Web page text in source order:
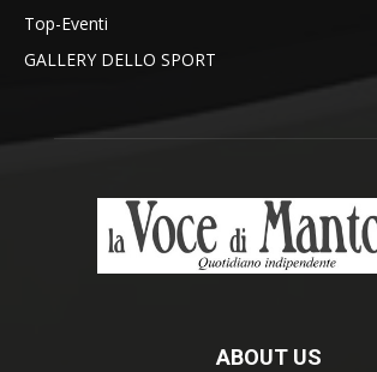
Top-Eventi
GALLERY DELLO SPORT
ABOUT US